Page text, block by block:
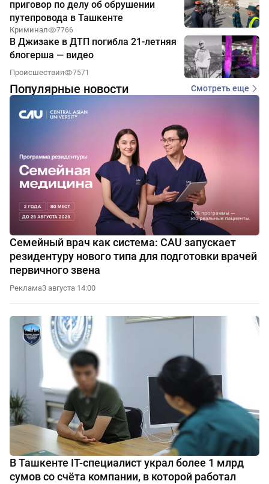
приговор по делу об обрушении
путепровода в Ташкенте
Криминал 7766
В Джизаке в ДТП погибла 21-летняя
блогерша — видео
Происшествия 7571
Популярные новости Смотреть еще
Семейный врач как система: CAU запускает
резидентуру нового типа для подготовки врачей
первичного звена
Реклама3 августа 14:00
В Ташкенте IT-специалист украл более 1 млрд
сумов со счёта компании, в которой работал